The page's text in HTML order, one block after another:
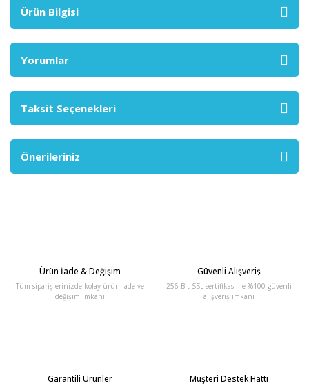
Ürün Bilgisi
Yorumlar
Taksit Seçenekleri
Önerileriniz
Ürün İade & Değişim
Tüm siparişlerinizde kolay ürün iade ve
değişim imkanı
Güvenli Alışveriş
256 Bit SSL sertifikası ile %100 güvenli
alışveriş imkanı
Garantili Ürünler Müşteri Destek Hattı